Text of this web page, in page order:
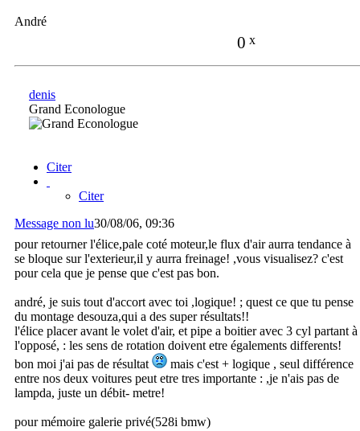
André
0 x
denis
Grand Econologue
Citer
Citer
Message non lu30/08/06, 09:36
pour retourner l'élice,pale coté moteur,le flux d'air aurra tendance à
se bloque sur l'exterieur,il y aurra freinage! ,vous visualisez? c'est
pour cela que je pense que c'est pas bon.
andré, je suis tout d'accort avec toi ,logique! ; quest ce que tu pense
du montage desouza,qui a des super résultats!!
l'élice placer avant le volet d'air, et pipe a boitier avec 3 cyl partant à
l'opposé, : les sens de rotation doivent etre égalements differents!
bon moi j'ai pas de résultat
mais c'est + logique , seul différence
entre nos deux voitures peut etre tres importante : ,je n'ais pas de
lampda, juste un débit- metre!
pour mémoire galerie privé(528i bmw)